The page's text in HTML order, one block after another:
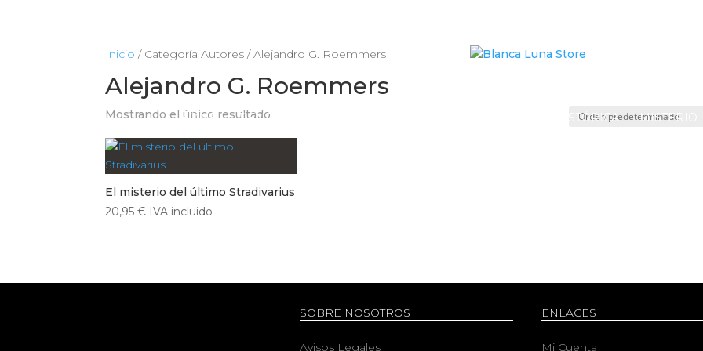
HOME TIENDA NOVELA HISTÓRICA MISTERIO
Inicio / Categoría Autores / Alejandro G. Roemmers
Alejandro G. Roemmers
Mostrando el único resultado
El misterio del último Stradivarius
20,95€ IVA incluido
SOBRE NOSOTROS
Avisos Legales
ENLACES
Mi Cuenta